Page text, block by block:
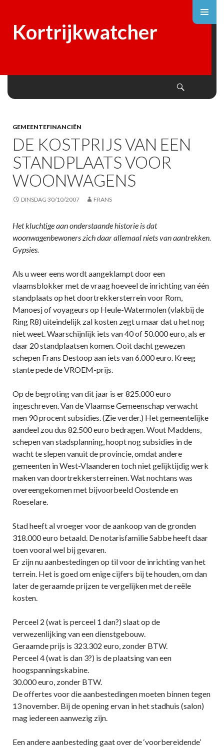
Kortrijkwatcher
GEMEENTEFINANCIËN
DE KOSTPRIJS VAN EEN
STANDPLAATS VOOR
WOONWAGENS
DINSDAG 30/10/2007 FRANS
Het kluchtige aan onderstaande historie is dat
woonwagenbewoners zich daar allemaal niets van aantrekken.
Gypsies.
Als u weer eens wordt aangeklampt door een
vlaamsblokker met de vraag hoeveel de inrichting van één
standplaats op het doortrekkersterrein voor Rom,
Manoesj of voyageurs op Heule-Watermolen (vlakbij de
Ring R8) uiteindelijk zal kosten zegt u maar dat u het nog
niet weet. Waarschijnlijk iets van 40 of 50.000 euro, als er
daar 20 standplaatsen komen. Ooit dacht gewezen
schepen Frans Destoop aan iets van 6.000 euro. Kreeg
stante pede de VROEM-prijs.
Op de begroting van dit jaar is er 825.000 euro
ingeschreven. Van de Vlaamse Gemeenschap verwacht
men 90 procent subsidies. (Zie verder.) Het gemeentelijke
aandeel zou dus 82.500 euro bedragen. Wout Maddens,
schepen van stadsplanning, hoopt nog subsidies in de
wacht te slepen vanuit de provincie, omdat andere
gemeenten in West-Vlaanderen toch niet gelijktijdig werk
maken van doortrekkersterreinen. Wat nochtans was
overeengekomen met bijvoorbeeld Oostende en
Roeselare.
Stad heeft al vroeger voor de aankoop van de gronden
318.000 euro betaald. De notarisfamilie Sabbe heeft daar
toen vooral wel bij gevaren.
Er zijn nu aanbestedingen op til voor de inrichting van het
terrein. Het is goed om enige cijfers bij te houden, om dan
later de geraamde prijzen te vergelijken met de reële
kosten.
Perceel 2 (wat is perceel 1 dan?) slaat op de
verwezenlijking van een dienstgebouw.
Geraamde prijs is 323.302 euro, zonder BTW.
Perceel 4 (wat is dan 3?) is de plaatsing van een
hoogspanningskabine.
30.000 euro, zonder BTW.
De offertes voor die aanbestedingen moeten binnen tegen
13 november. Bij de opening ervan in het stadhuis (salon)
mag iedereen aanwezig zijn.
Een andere aanbesteding gaat over de ‘voorbereidende’